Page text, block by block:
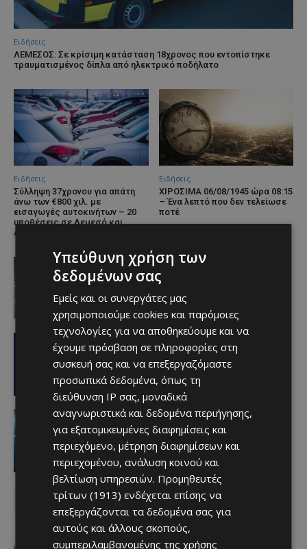
Ειδήσεις
ΛΕΜΕΣΟΣ: Σε κρίσιμη κατάσταση 18χρονος που εντοπίστηκε
τραυματισμένος δίπλα από ηλεκτρικό ποδήλατο
Ειδήσεις
Σύλληψη 37χρονου για απάτη
άνω των €800 χιλ. με
εισαγωγές αυτοκινήτων – 20
υποθέσεις σε Λεμεσό και
Λευκωσία
Ειδήσεις
ΧΙΡΟΣΙΜΑ 06/08/1945 ώρα 08:15
– Ένα λεπτό που δεν τελείωσε
ποτέ
Ειδήσεις
Ξεκίνησε η αντικατάσταση 100
χιλιομέτρων δικτύου ύδρευσης στο
κέντρο της Λεμεσού
06/08/2026
Ειδήσεις
Ο κατασκευαστικός τομέας στην
Κύπρο: Ισχυρή δυναμική εν μέσω
αβεβαιότητας
06/08/2026
Ειδήσεις
Ο τουρισμός ως εθνική υπόθεση
06/08/2026
Ειδήσεις
Επένδυση €31 εκατ. για εκσυγχρονισμό
των Υπηρεσιών Κοινωνικής Ευημερίας
06/08/2026
Υπεύθυνη χρήση των
δεδομένων σας
Εμείς και οι συνεργάτες μας
χρησιμοποιούμε cookies και παρόμοιες
τεχνολογίες για να αποθηκεύουμε και να
έχουμε πρόσβαση σε πληροφορίες στη
συσκευή σας και να επεξεργαζόμαστε
προσωπικά δεδομένα, όπως τη
διεύθυνση IP σας, μοναδικά
αναγνωριστικά και δεδομένα περιήγησης,
για εξατομικευμένες διαφημίσεις και
περιεχόμενο, μέτρηση διαφημίσεων και
περιεχομένου, ανάλυση κοινού και
βελτίωση υπηρεσιών. Προμηθευτές
τρίτων (1913) ενδέχεται επίσης να
επεξεργάζονται τα δεδομένα σας για
αυτούς και άλλους σκοπούς,
συμπεριλαμβανομένης της χρήσης